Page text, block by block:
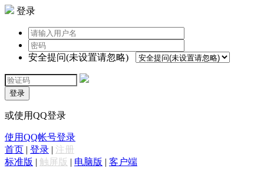
登录
安全提问(未设置请忽略)
登录
或使用QQ登录
使用QQ帐号登录
首页 | 登录 | 注册
标准版 | 触屏版 | 电脑版 | 客户端